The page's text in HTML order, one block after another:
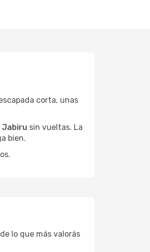
corta, unas
Jabiru sin vueltas. La
bien.
lo que más valorás